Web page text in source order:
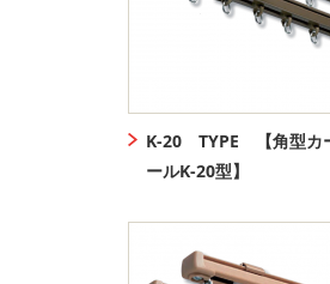
K-20 TYPE 【角型カ
ールK-20型】